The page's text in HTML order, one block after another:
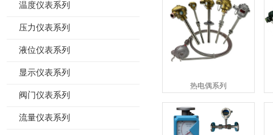
温度仪表系列
压力仪表系列
液位仪表系列
显示仪表系列
阀门仪表系列
流量仪表系列
热电偶系列